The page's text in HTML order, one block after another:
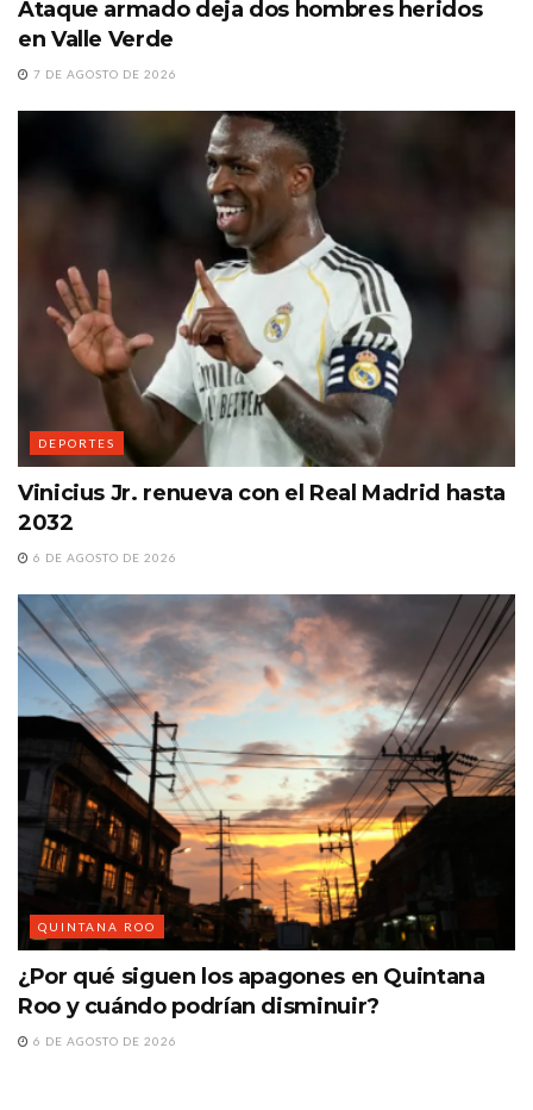
Ataque armado deja dos hombres heridos
en Valle Verde
7 DE AGOSTO DE 2026
DEPORTES
Vinicius Jr. renueva con el Real Madrid hasta
2032
6 DE AGOSTO DE 2026
QUINTANA ROO
¿Por qué siguen los apagones en Quintana
Roo y cuándo podrían disminuir?
6 DE AGOSTO DE 2026